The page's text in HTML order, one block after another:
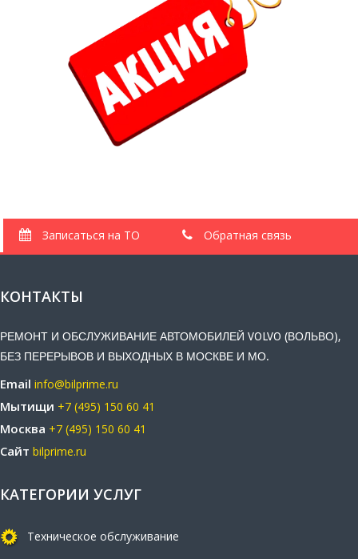
Записаться на ТО Обратная связь
КОНТАКТЫ
РЕМОНТ И ОБСЛУЖИВАНИЕ АВТОМОБИЛЕЙ VOLVO (ВОЛЬВО),
БЕЗ ПЕРЕРЫВОВ И ВЫХОДНЫХ В МОСКВЕ И МО.
Email info@bilprime.ru
Мытищи +7 (495) 150 60 41
Москва +7 (495) 150 60 41
Сайт bilprime.ru
КАТЕГОРИИ УСЛУГ
Техническое обслуживание